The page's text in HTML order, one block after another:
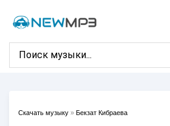
Скачать музыку » Бекзат Кибраева